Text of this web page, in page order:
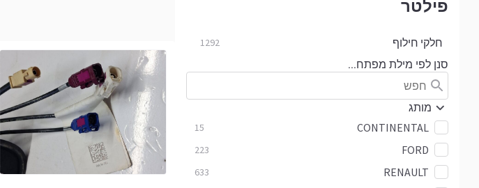
פילטר
חלקי חילוף 1292
סנן לפי מילת מפתח...
מותג
CONTINENTAL
15
FORD
223
RENAULT
633